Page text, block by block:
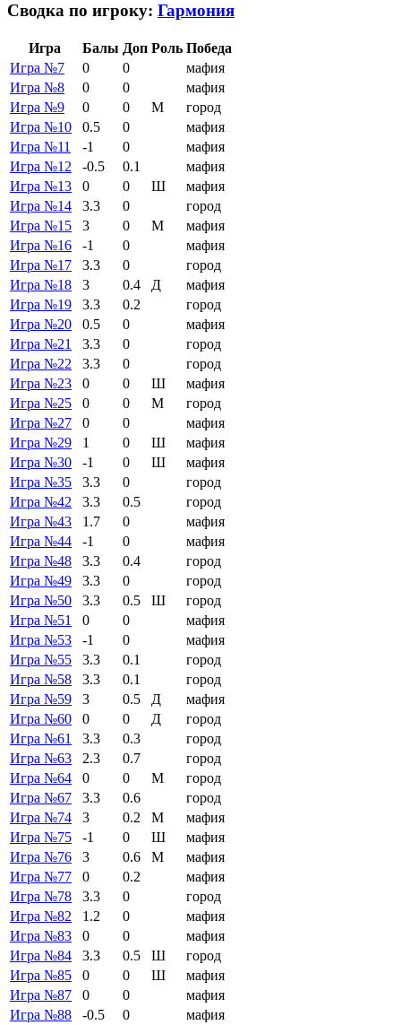
Сводка по игроку: Гармония
Игра Балы Доп Роль Победа
Игра №7
0 0
мафия
Игра №8
0 0
мафия
Игра №9
0 0 М
город
Игра №10
0.5 0
мафия
Игра №11
-1 0
мафия
Игра №12
-0.5 0.1
мафия
Игра №13
0 0 Ш
мафия
Игра №14
3.3 0
город
Игра №15
3 0 М
мафия
Игра №16
-1 0
мафия
Игра №17
3.3 0
город
Игра №18
3 0.4 Д
мафия
Игра №19
3.3 0.2
город
Игра №20
0.5 0
мафия
Игра №21
3.3 0
город
Игра №22
3.3 0
город
Игра №23
0 0 Ш
мафия
Игра №25
0 0 М
город
Игра №27
0 0
мафия
Игра №29
1 0 Ш
мафия
Игра №30
-1 0 Ш
мафия
Игра №35
3.3 0
город
Игра №42
3.3 0.5
город
Игра №43
1.7 0
мафия
Игра №44
-1 0
мафия
Игра №48
3.3 0.4
город
Игра №49
3.3 0
город
Игра №50
3.3 0.5 Ш
город
Игра №51
0 0
мафия
Игра №53
-1 0
мафия
Игра №55
3.3 0.1
город
Игра №58
3.3 0.1
город
Игра №59
3 0.5 Д
мафия
Игра №60
0 0 Д
город
Игра №61
3.3 0.3
город
Игра №63
2.3 0.7
город
Игра №64
0 0 М
город
Игра №67
3.3 0.6
город
Игра №74
3 0.2 М
мафия
Игра №75
-1 0 Ш
мафия
Игра №76
3 0.6 М
мафия
Игра №77
0 0.2
мафия
Игра №78
3.3 0
город
Игра №82
1.2 0
мафия
Игра №83
0 0
мафия
Игра №84
3.3 0.5 Ш
город
Игра №85
0 0 Ш
мафия
Игра №87
0 0
мафия
Игра №88
-0.5 0
мафия